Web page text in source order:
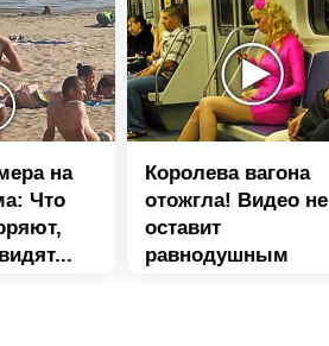
на
Что
Королева вагона
отожгла! Видео не
оставит
равнодушным